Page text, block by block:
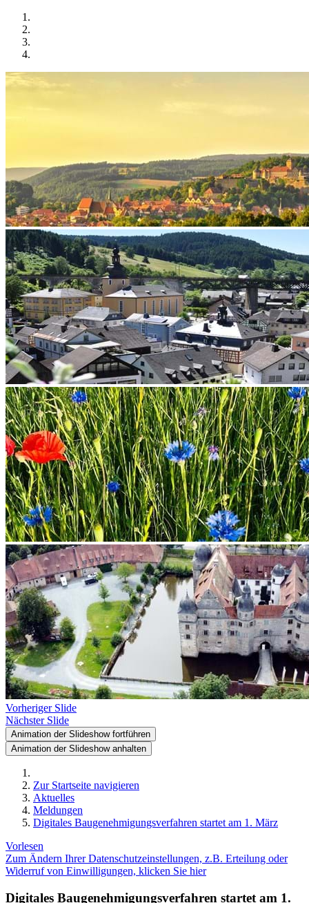
Vorheriger Slide
Nächster Slide
Animation der Slideshow fortführen
Animation der Slideshow anhalten
Zur Startseite navigieren
Aktuelles
Meldungen
Digitales Baugenehmigungsverfahren startet am 1. März
Vorlesen
Zum Ändern Ihrer Datenschutzeinstellungen, z.B. Erteilung oder
Widerruf von Einwilligungen, klicken Sie hier
Digitales Baugenehmigungsverfahren startet am 1.